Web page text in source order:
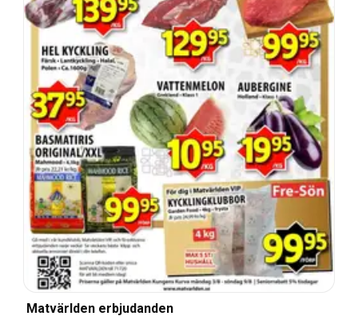
Matvärlden erbjudanden